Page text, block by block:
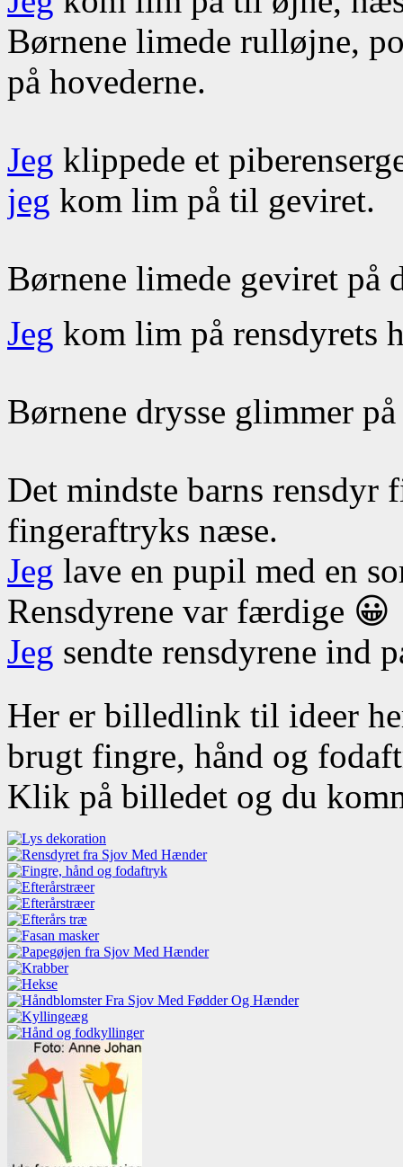
Børnene limede rulløjne,
på hovederne.
Jeg klippede et
jeg kom lim på til geviret.
Børnene limede geviret på
Jeg kom lim på rensdyrets
Børnene drysse glimmer
Det mindste barns
fingeraftryks næse.
Jeg lave en pupil med en
Rensdyrene var færdige 😀
Jeg sendte rensdyrene ind
Her er billedlink til ideer
brugt fingre, hånd og
Klik på billedet og du